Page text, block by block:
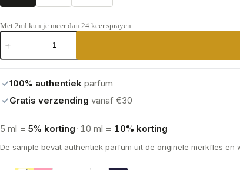
Met 2ml kun je meer dan 24 keer sprayen
By
Kilian
Shy
de
Parfum
aantal
✓100% authentiek parfum
✓Gratis verzending vanaf €30
5 ml = 5% korting · 10 ml = 10% korting
De sample bevat authentiek parfum uit de originele merkfles